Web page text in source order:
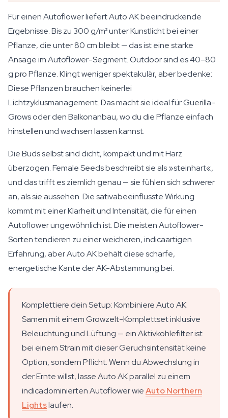
Für einen Autoflower liefert Auto AK beeindruckende
Ergebnisse. Bis zu 300 g/m² unter Kunstlicht bei einer
Pflanze, die unter 80 cm bleibt — das ist eine starke
Ansage im Autoflower-Segment. Outdoor sind es 40–80
g pro Pflanze. Klingt weniger spektakulär, aber bedenke:
Diese Pflanzen brauchen keinerlei
Lichtzyklusmanagement. Das macht sie ideal für Guerilla-
Grows oder den Balkonanbau, wo du die Pflanze einfach
hinstellen und wachsen lassen kannst.
Die Buds selbst sind dicht, kompakt und mit Harz
überzogen. Female Seeds beschreibt sie als »steinhart«,
und das trifft es ziemlich genau — sie fühlen sich schwerer
an, als sie aussehen. Die sativabeeinflusste Wirkung
kommt mit einer Klarheit und Intensität, die für einen
Autoflower ungewöhnlich ist. Die meisten Autoflower-
Sorten tendieren zu einer weicheren, indicaartigen
Erfahrung, aber Auto AK behält diese scharfe,
energetische Kante der AK-Abstammung bei.
Komplettiere dein Setup: Kombiniere Auto AK
Samen mit einem Growzelt-Komplettset inklusive
Beleuchtung und Lüftung — ein Aktivkohlefilter ist
bei einem Strain mit dieser Geruchsintensität keine
Option, sondern Pflicht. Wenn du Abwechslung in
der Ernte willst, lasse Auto AK parallel zu einem
indicadominierten Autoflower wieAuto Northern
Lightslaufen.